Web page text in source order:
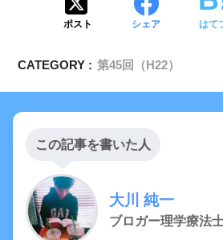
ポスト シェア はて
CATEGORY : 第45回（H22）
この記事を書いた人
大川 純一
ブロガー理学療法